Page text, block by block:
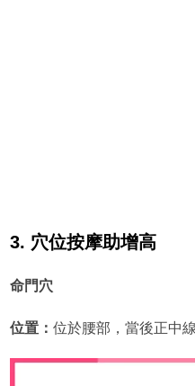
3. 穴位按摩助增高
命門穴
位置： 位於腰部，當後正中